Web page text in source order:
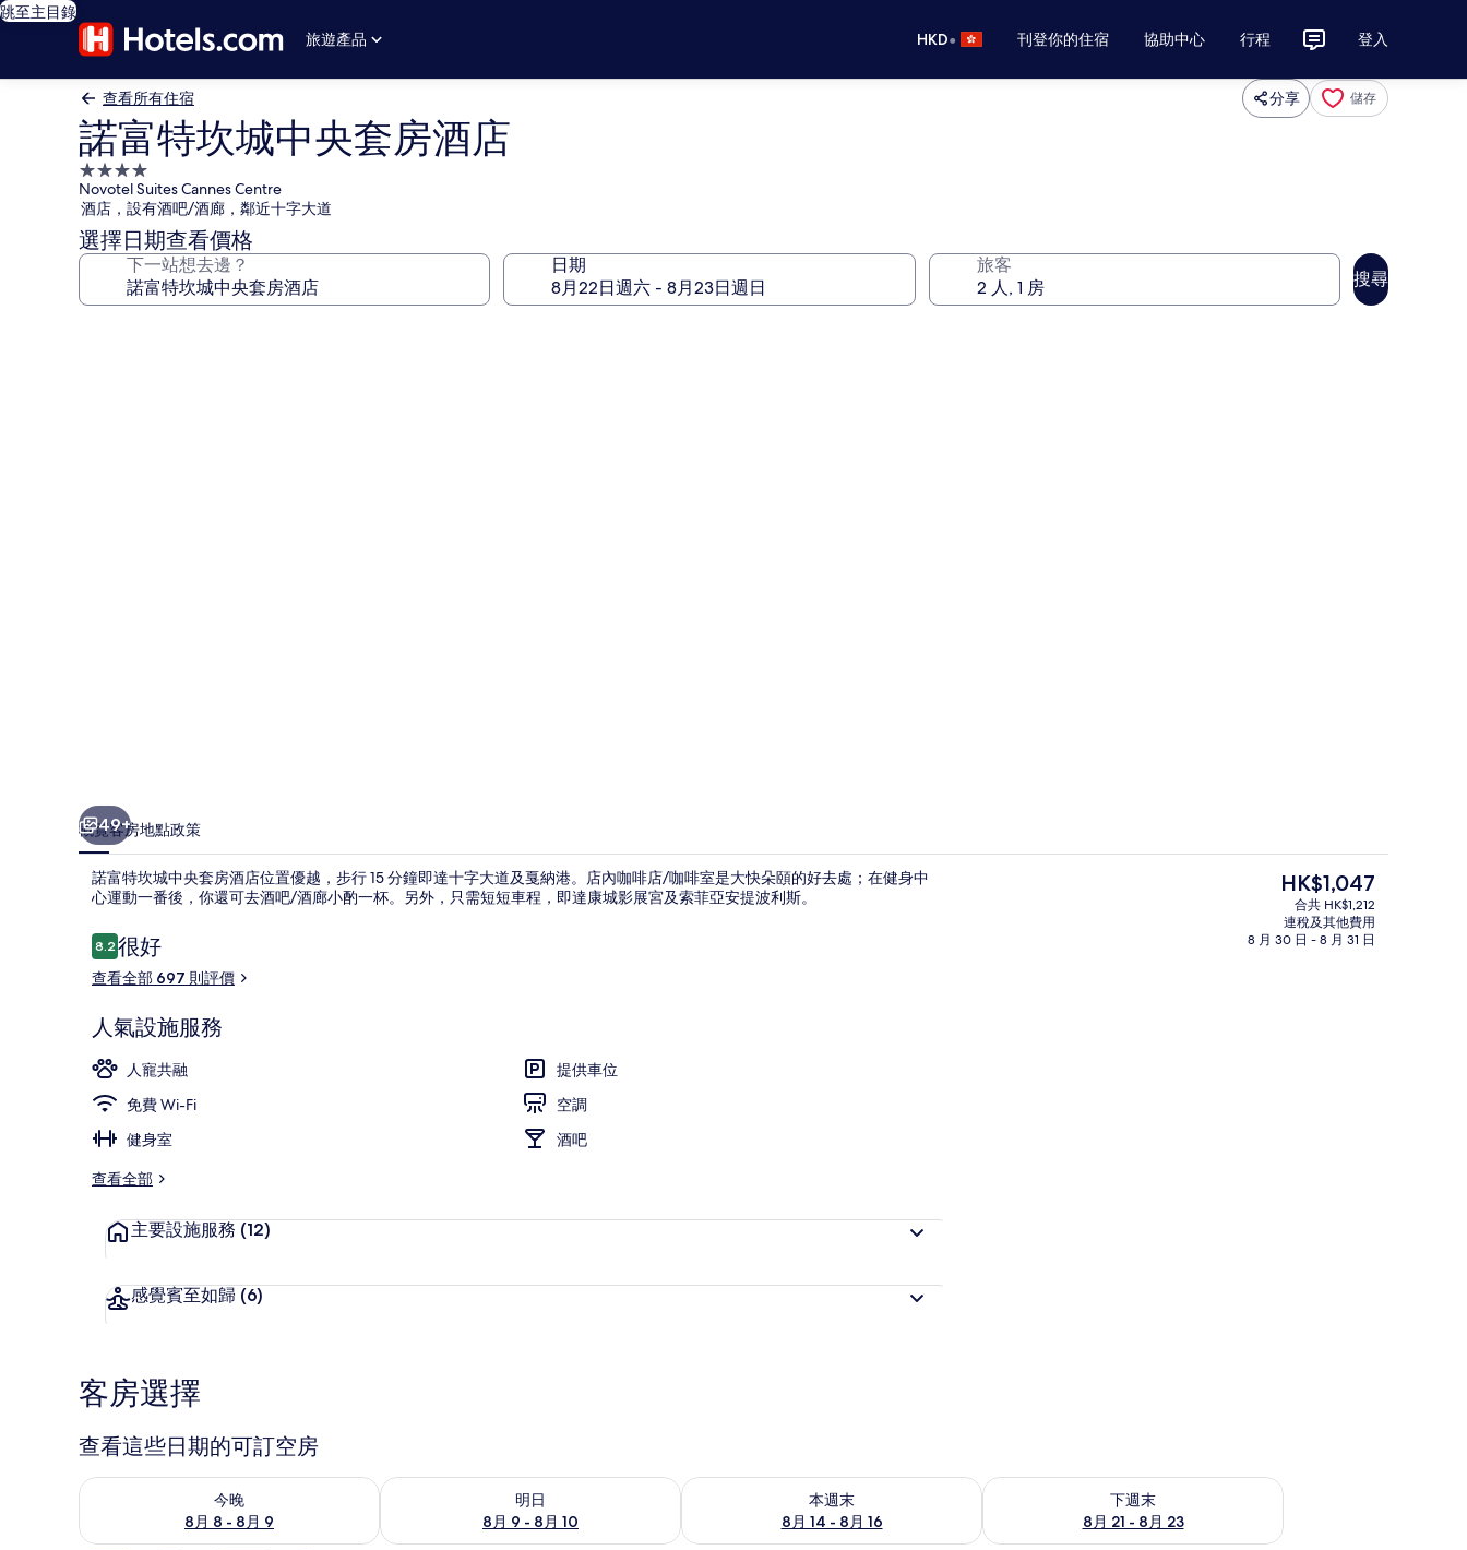
跳至主目錄
旅遊產品
HKD• 刊登你的住宿 協助中心 行程 登入
查看所有住宿 分享 儲存
諾富特坎城中央套房酒店
4.0
星
級
住
宿
Novotel Suites Cannes Centre
酒店，設有酒吧/酒廊，鄰近十字大道
選擇日期查看價格
下一站想去邊？ 日期 旅客
搜尋
用餐區
49+
概覽客房地點政策
諾富特坎城中央套房酒店位置優越，步行 15 分鐘即達十字大道及戛納港。店內咖啡店/咖啡室是大快朵頤的好去處；在健身中
心運動一番後，你還可去酒吧/酒廊小酌一杯。另外，只需短短車程，即達康城影展宮及索菲亞安提波利斯。
評
價
8.28.2 分，滿分 10 分，
很好
查看全部 697 則評價
人氣設施服務
人寵共融
提供車位
免費 Wi-Fi
空調
健身室
酒吧
查看全部
主要設施服務 (12)
感覺賓至如歸 (6)
現
HK$1,047
HK$1,047
合共 HK$1,212
連稅及其他費用
8 月 30 日 - 8 月 31 日
客房選擇
查看這些日期的可訂空房
今晚
8月 8 - 8月 9
查看今晚 8月 8 - 8月 9的可訂空房
明日
8月 9 - 8月 10
查看明日 8月 9 - 8月 10的可訂空房
本週末
8月 14 - 8月 16
查看本週末 8月 14 - 8月 16的可訂空房
下週末
8月 21 - 8月 23
查看下週末 8月 21 - 8月 23的可訂空房